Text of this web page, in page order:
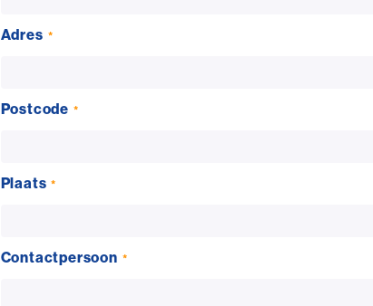
Adres
Postcode
Plaats
Contactpersoon